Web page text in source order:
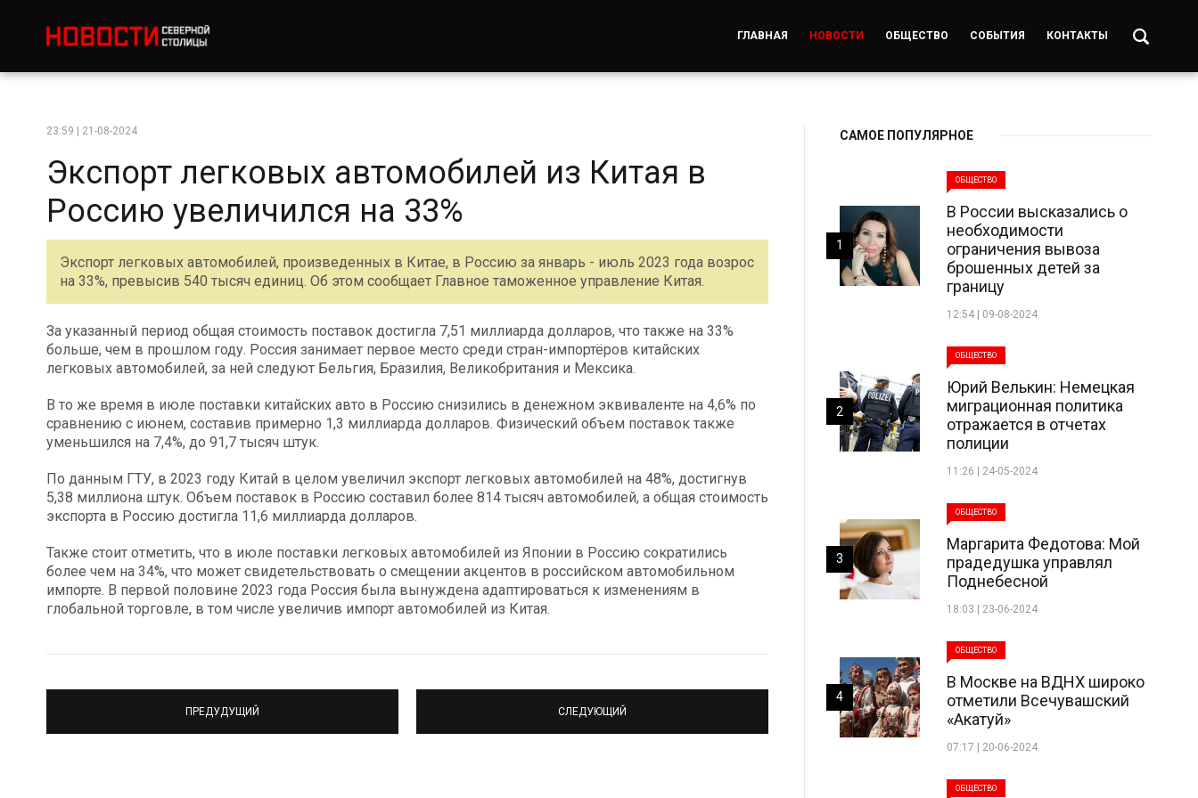
ГЛАВНАЯ НОВОСТИ ОБЩЕСТВО СОБЫТИЯ КОНТАКТЫ
23:59 | 21-08-2024
Экспорт легковых автомобилей из Китая в
Россию увеличился на 33%
Экспорт легковых автомобилей, произведенных в Китае, в Россию за январь - июль 2023 года возрос
на 33%, превысив 540 тысяч единиц. Об этом сообщает Главное таможенное управление Китая.
За указанный период общая стоимость поставок достигла 7,51 миллиарда долларов, что также на 33%
больше, чем в прошлом году. Россия занимает первое место среди стран-импортёров китайских
легковых автомобилей, за ней следуют Бельгия, Бразилия, Великобритания и Мексика.
В то же время в июле поставки китайских авто в Россию снизились в денежном эквиваленте на 4,6% по
сравнению с июнем, составив примерно 1,3 миллиарда долларов. Физический объем поставок также
уменьшился на 7,4%, до 91,7 тысяч штук.
По данным ГТУ, в 2023 году Китай в целом увеличил экспорт легковых автомобилей на 48%, достигнув
5,38 миллиона штук. Объем поставок в Россию составил более 814 тысяч автомобилей, а общая стоимость
экспорта в Россию достигла 11,6 миллиарда долларов.
Также стоит отметить, что в июле поставки легковых автомобилей из Японии в Россию сократились
более чем на 34%, что может свидетельствовать о смещении акцентов в российском автомобильном
импорте. В первой половине 2023 года Россия была вынуждена адаптироваться к изменениям в
глобальной торговле, в том числе увеличив импорт автомобилей из Китая.
ПРЕДУДУЩИЙ СЛЕДУЮЩИЙ
САМОЕ ПОПУЛЯРНОЕ
ОБЩЕСТВО
В России высказались о
необходимости
ограничения вывоза
брошенных детей за
границу
12:54 | 09-08-2024
1
ОБЩЕСТВО
Юрий Велькин: Немецкая
миграционная политика
отражается в отчетах
полиции
11:26 | 24-05-2024
2
ОБЩЕСТВО
Маргарита Федотова: Мой
прадедушка управлял
Поднебесной
18:03 | 23-06-2024
3
ОБЩЕСТВО
В Москве на ВДНХ широко
отметили Всечувашский
«Акатуй»
07:17 | 20-06-2024
4
ОБЩЕСТВО